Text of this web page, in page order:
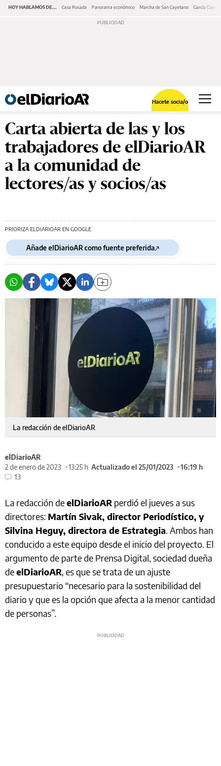
HOY HABLAMOS DE... Casa Rosada Panorama económico Marcha de San Cayetano García Cuerva
Hacete socia/o
Carta abierta de las y los
trabajadores de elDiarioAR
a la comunidad de
lectores/as y socios/as
PRIORIZA ELDIARIOAR EN GOOGLE
Añade elDiarioAR como fuente preferida
La redacción de elDiarioAR
elDiarioAR
2 de enero de 2023
13:25 h Actualizado el 25/01/2023
16:19 h
13
La redacción deelDiarioAR perdió el jueves a sus
directores: Martín Sivak, director Periodístico, y
Silvina Heguy, directora de Estrategia. Ambos han
conducido a este equipo desde el inicio del proyecto. El
argumento de parte de Prensa Digital, sociedad dueña
deelDiarioAR, es que se trata de un ajuste
presupuestario “necesario para la sostenibilidad del
diario y que es la opción que afecta a la menor cantidad
de personas”.